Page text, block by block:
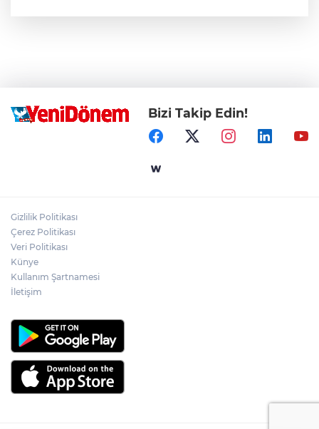
Bizi Takip Edin!
Gizlilik Politikası
Çerez Politikası
Veri Politikası
Künye
Kullanım Şartnamesi
İletişim